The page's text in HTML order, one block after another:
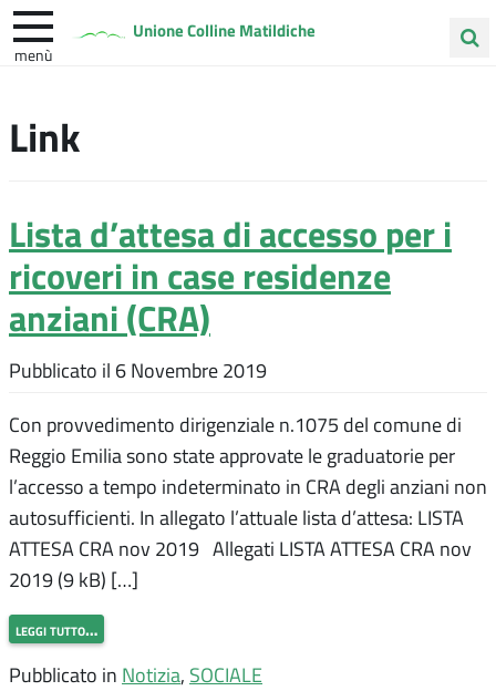
Unione Colline Matildiche
menù
sitoLink
Lista d’attesa di accesso per i
ricoveri in case residenze
anziani (CRA)
Pubblicato il 6 Novembre 2019
Con provvedimento dirigenziale n.1075 del comune di
Reggio Emilia sono state approvate le graduatorie per
l’accesso a tempo indeterminato in CRA degli anziani non
autosufficienti. In allegato l’attuale lista d’attesa: LISTA
ATTESA CRA nov 2019 Allegati LISTA ATTESA CRA nov
2019 (9 kB) […]
leggi tutto…
Pubblicato in Notizia, SOCIALE